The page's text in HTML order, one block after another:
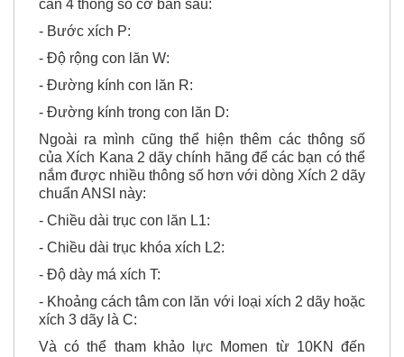
xác định đúng size Xích bạn đang cần các bạn chỉ
cần 4 thông số cơ bản sau:
- Bước xích P:
- Độ rộng con lăn W:
- Đường kính con lăn R:
- Đường kính trong con lăn D:
Ngoài ra mình cũng thể hiện thêm các thông số
của Xích Kana 2 dãy chính hãng để các bạn có thể
nắm được nhiều thông số hơn với dòng Xích 2 dãy
chuẩn ANSI này:
- Chiều dài trục con lăn L1:
- Chiều dài trục khóa xích L2:
- Độ dày má xích T:
- Khoảng cách tâm con lăn với loại xích 2 dãy hoặc
xích 3 dãy là C: